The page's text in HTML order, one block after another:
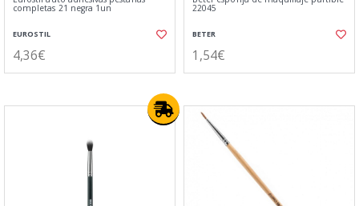
completas 21 negra 1un
EUROSTIL
4,36€
22045
BETER
1,54€